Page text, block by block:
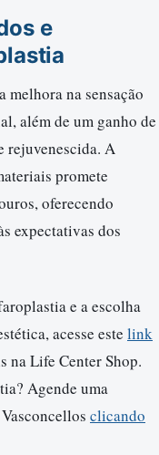
e
melhora na sensação
além de um ganho de
rejuvenescida. A
promete
oferecendo
expectativas dos
e a escolha
acesse este link
na Life Center Shop.
Agende uma
clicando